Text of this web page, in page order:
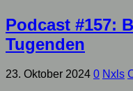
Podcast #157:
Tugenden
23. Oktober 2024 0 Nxls